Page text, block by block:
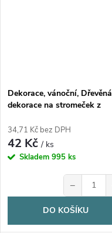
Dekorace, vánoční, Dřevěná
dekorace na stromeček z
34,71 Kč bez DPH
42 Kč/ ks
Skladem 995 ks
−
DO KOŠÍKU